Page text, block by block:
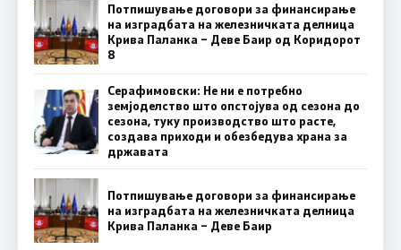
Потпишување договори за финансирање
на изградбата на железничката делница
Крива Паланка – Деве Баир од Коридорот
8
Серафимовски: Не ни е потребно
земјоделство што опстојува од сезона до
сезона, туку производство што расте,
создава приходи и обезбедува храна за
државата
Потпишување договори за финансирање
на изградбата на железничката делница
Крива Паланка – Деве Баир